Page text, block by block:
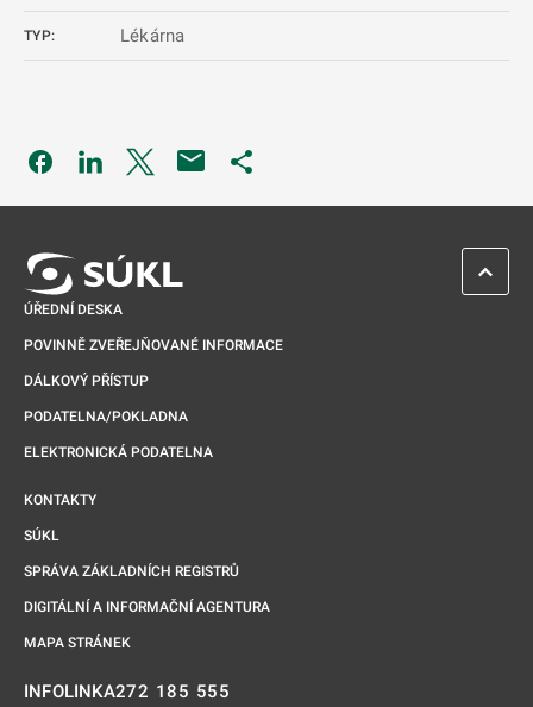
TYP: Lékárna
Odkaz se otevře na nové kartě
Odkaz se otevře na nové kartě
Odkaz se otevře na nové kartě
ÚŘEDNÍ DESKA
POVINNĚ ZVEŘEJŇOVANÉ INFORMACE
DÁLKOVÝ PŘÍSTUP
PODATELNA/POKLADNA
ELEKTRONICKÁ PODATELNA
KONTAKTY
SÚKL
SPRÁVA ZÁKLADNÍCH REGISTRŮ
DIGITÁLNÍ A INFORMAČNÍ AGENTURA
MAPA STRÁNEK
INFOLINKA272 185 555
ZPĚT